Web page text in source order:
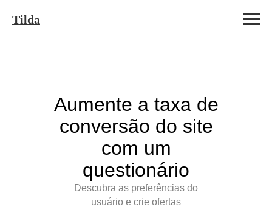
Tilda
Aumente a taxa de
conversão do site
com um
questionário
Descubra as preferências do
usuário e crie ofertas